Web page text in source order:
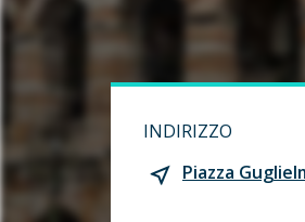
INDIRIZZO
Piazza